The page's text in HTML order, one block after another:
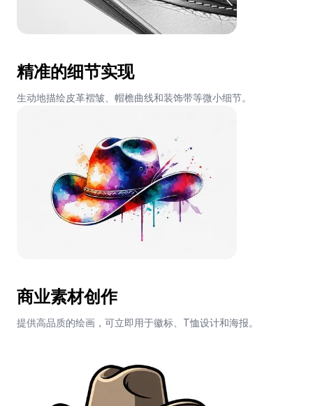
精准的细节实现
生动地描绘皮革褶皱、帽檐曲线和装饰带等微小细节。
商业素材创作
提供高品质的绘画，可立即用于徽标、T恤设计和海报。